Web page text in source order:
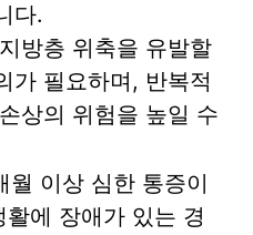
다.
방층 위축을 유발할
가 필요하며, 반복적
상의 위험을 높일 수
월 이상 심한 통증이
에 장애가 있는 경